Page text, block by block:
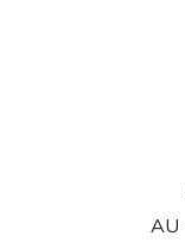
AU